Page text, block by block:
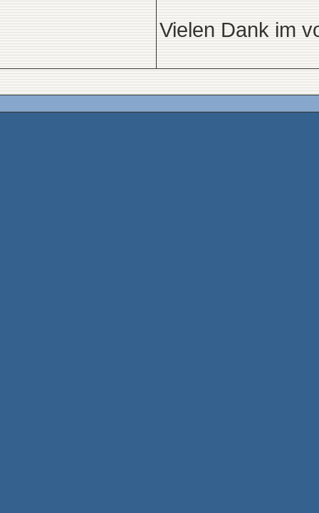
Vielen Dank im